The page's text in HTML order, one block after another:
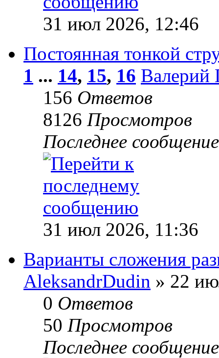
31 июл 2026, 12:46
Постоянная тонкой
1 ... 14, 15, 16 Валерий
156 Ответов
8126 Просмотров
Последнее
31 июл 2026, 11:36
Варианты сложения
AleksandrDudin » 22
0 Ответов
50 Просмотров
Последнее